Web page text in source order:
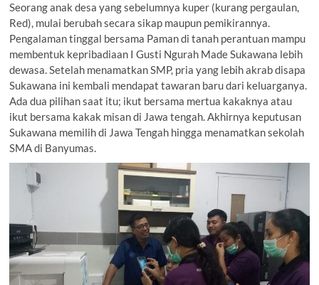
Seorang anak desa yang sebelumnya kuper (kurang pergaulan,
Red), mulai berubah secara sikap maupun pemikirannya.
Pengalaman tinggal bersama Paman di tanah perantuan mampu
membentuk kepribadiaan I Gusti Ngurah Made Sukawana lebih
dewasa. Setelah menamatkan SMP, pria yang lebih akrab disapa
Sukawana ini kembali mendapat tawaran baru dari keluarganya.
Ada dua pilihan saat itu; ikut bersama mertua kakaknya atau
ikut bersama kakak misan di Jawa tengah. Akhirnya keputusan
Sukawana memilih di Jawa Tengah hingga menamatkan sekolah
SMA di Banyumas.